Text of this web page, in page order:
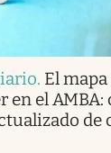
. El
en el AMBA:
de